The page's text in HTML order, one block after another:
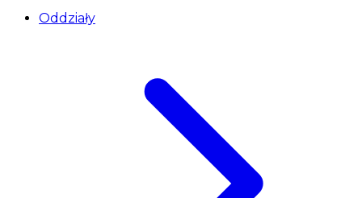
Oddziały